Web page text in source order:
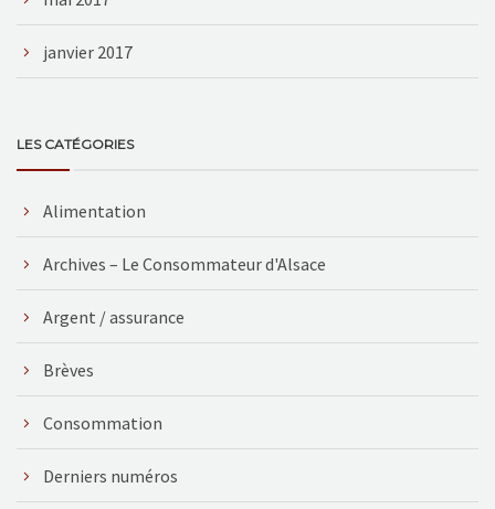
janvier 2017
LES CATÉGORIES
Alimentation
Archives – Le Consommateur d'Alsace
Argent / assurance
Brèves
Consommation
Derniers numéros